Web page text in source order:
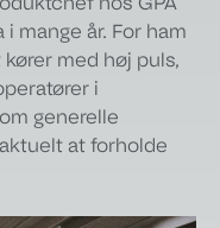
hos GPA
mange år. For ham
med høj puls,
i
generelle
at forholde